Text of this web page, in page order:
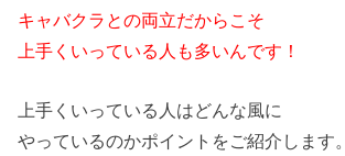
キャバクラとの両立だからこそ
上手くいっている人も多いんです！
上手くいっている人はどんな風に
やっているのかポイントをご紹介します。